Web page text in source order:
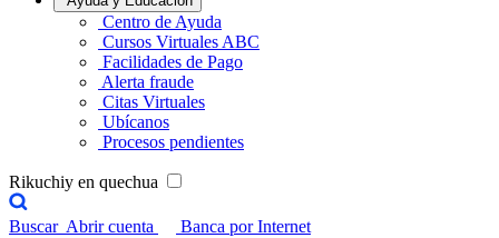
Centro de Ayuda
Cursos Virtuales ABC
Facilidades de Pago
Alerta fraude
Citas Virtuales
Ubícanos
Procesos pendientes
Rikuchiy en quechua
Buscar Abrir cuenta
Banca por Internet